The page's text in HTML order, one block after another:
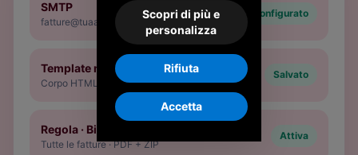
SMTP
fatture@tuaazienda.it
Configurato
Template mail
Corpo HTML personalizzato
Salvato
Regola · Bianchi spa
Tutte le fatture · PDF + ZIP
Attiva
Scopri di più e
personalizza
Rifiuta
Accetta